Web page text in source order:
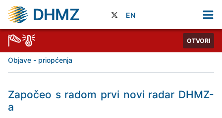
DHMZ EN
OTVORI
Objave - priopćenja
Započeo s radom prvi novi radar DHMZ-
a